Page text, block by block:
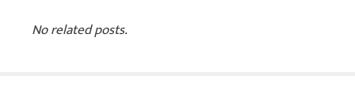
No related posts.